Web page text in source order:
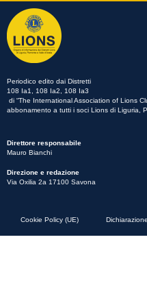
Periodico edito dai Distretti
108 Ia1, 108 Ia2, 108 Ia3
di “The International Association of Lions
abbonamento a tutti i soci Lions di Liguria,
Direttore responsabile
Mauro Bianchi
Direzione e redazione
Via Oxilia 2a 17100 Savona
Cookie Policy (UE)